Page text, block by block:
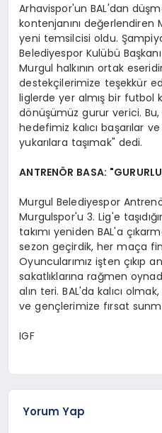
Arhavispor'un BAL'dan
kontenjanını değerlendiren
yeni temsilcisi oldu.
Belediyespor Kulübü
Murgul halkının ortak
destekçilerimize teşekkür
liglerde yer almış bir futbol
dönüşümüz gurur verici.
hedefimiz kalıcı başarılar
yukarılara taşımak" dedi.
ANTRENÖR BASA:
Murgul Belediyespor
Murgulspor'u 3. Lig'e
takımı yeniden BAL'a
sezon geçirdik, her maça
Oyuncularımız işten çıkıp
sakatlıklarına rağmen
alın teri. BAL'da kalıcı
ve gençlerimize fırsat
IGF
Yorum Yap